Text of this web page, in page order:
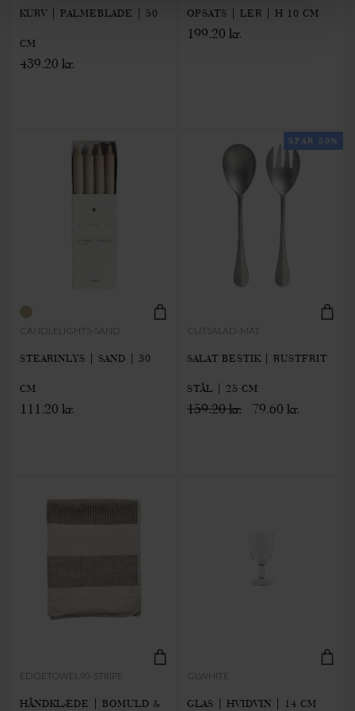
KURV | PALMEBLADE | 50
CM
439.20 kr.
OPSATS | LER | H 10 CM
199.20 kr.
CANDLELIGHTS-SAND
STEARINLYS | SAND | 30
CM
111.20 kr.
SPAR 50%
CUTSALAD-MAT
SALAT BESTIK | RUSTFRIT
STÅL | 25 CM
159.20 kr. 79.60 kr.
EDGETOWEL90-STRIPE
HÅNDKLÆDE | BOMULD &
GLWHITE
GLAS | HVIDVIN | 14 CM